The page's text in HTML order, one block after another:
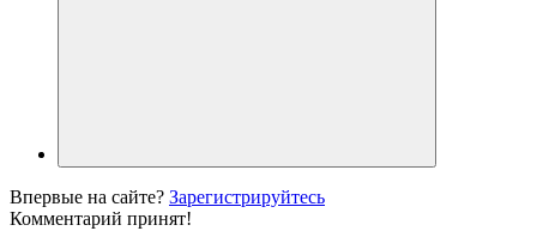
Впервые на сайте? Зарегистрируйтесь
Комментарий принят!